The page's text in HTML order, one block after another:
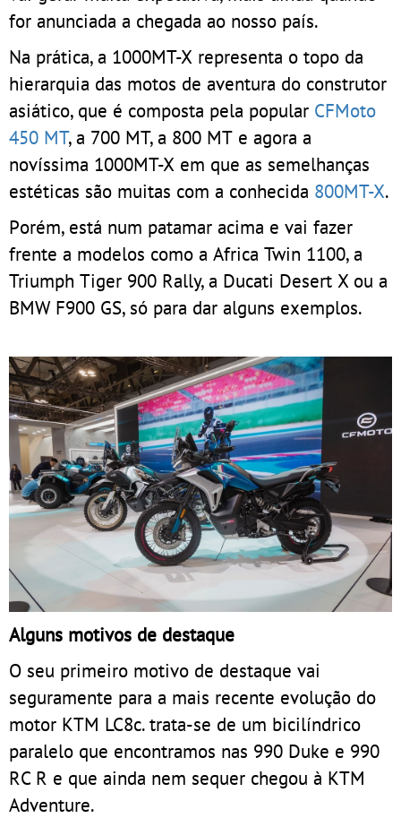
for anunciada a chegada ao nosso país.
Na prática, a 1000MT-X representa o topo da
hierarquia das motos de aventura do construtor
asiático, que é composta pela popular CFMoto
450 MT, a 700 MT, a 800 MT e agora a
novíssima 1000MT-X em que as semelhanças
estéticas são muitas com a conhecida 800MT-X.
Porém, está num patamar acima e vai fazer
frente a modelos como a Africa Twin 1100, a
Triumph Tiger 900 Rally, a Ducati Desert X ou a
BMW F900 GS, só para dar alguns exemplos.
Alguns motivos de destaque
O seu primeiro motivo de destaque vai
seguramente para a mais recente evolução do
motor KTM LC8c. trata-se de um bicilíndrico
paralelo que encontramos nas 990 Duke e 990
RC R e que ainda nem sequer chegou à KTM
Adventure.